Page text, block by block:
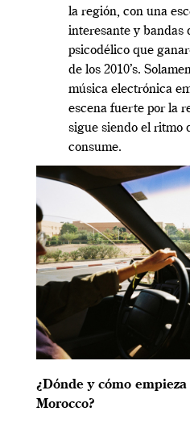
la región, con una
interesante y bandas
psicodélico que
de los 2010’s.
música electrónica
escena fuerte por la
sigue siendo el ritmo
consume.
¿Dónde y cómo
Morocco?